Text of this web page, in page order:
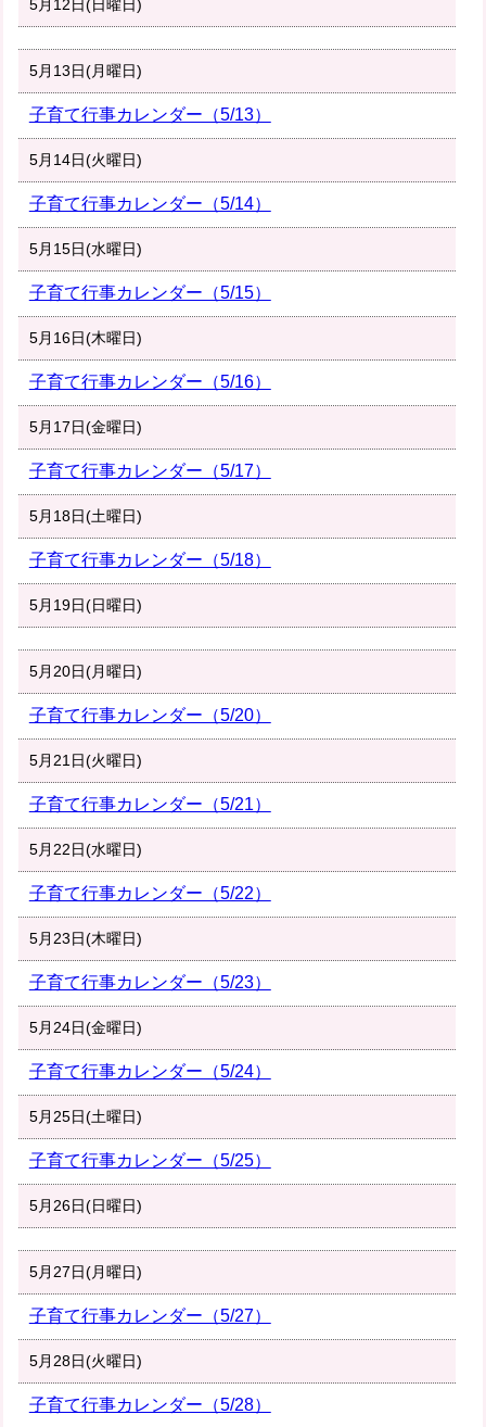
5月12日(日曜日)
5月13日(月曜日)
子育て行事カレンダー（5/13）
5月14日(火曜日)
子育て行事カレンダー（5/14）
5月15日(水曜日)
子育て行事カレンダー（5/15）
5月16日(木曜日)
子育て行事カレンダー（5/16）
5月17日(金曜日)
子育て行事カレンダー（5/17）
5月18日(土曜日)
子育て行事カレンダー（5/18）
5月19日(日曜日)
5月20日(月曜日)
子育て行事カレンダー（5/20）
5月21日(火曜日)
子育て行事カレンダー（5/21）
5月22日(水曜日)
子育て行事カレンダー（5/22）
5月23日(木曜日)
子育て行事カレンダー（5/23）
5月24日(金曜日)
子育て行事カレンダー（5/24）
5月25日(土曜日)
子育て行事カレンダー（5/25）
5月26日(日曜日)
5月27日(月曜日)
子育て行事カレンダー（5/27）
5月28日(火曜日)
子育て行事カレンダー（5/28）